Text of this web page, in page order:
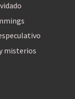
misterios